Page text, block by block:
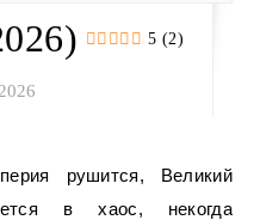
5 (2)
в хаос, некогда